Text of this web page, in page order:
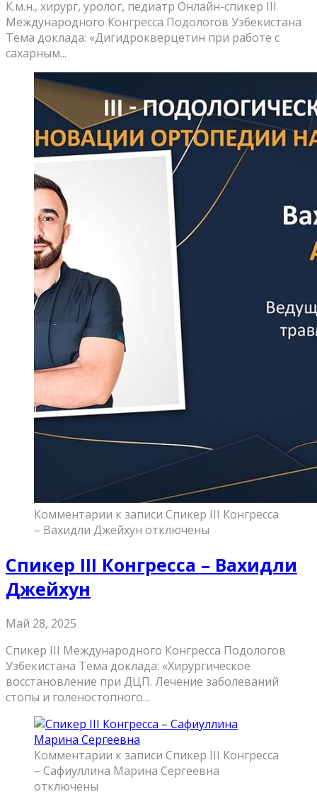
К.м.н., хирург, уролог, педиатр Онлайн-спикер III
Международного Конгресса Подологов Узбекистана
Тема доклада: «Дигидрокверцетин при работе с
сахарным...
Комментарии к записи Спикер III Конгресса
– Вахидли Джейхун отключены
Спикер III Конгресса – Вахидли
Джейхун
Май 28, 2025
Спикер III Международного Конгресса Подологов
Узбекистана Тема доклада: «Хирургическое
восстановление при ДЦП. Лечение заболеваний
стопы и голеностопного...
Комментарии к записи Спикер III Конгресса
– Сафиуллина Марина Сергеевна
отключены